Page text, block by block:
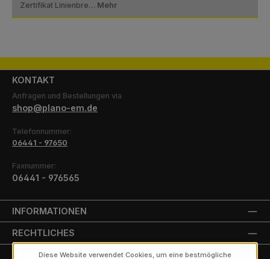
Zertifikat Linienbre… Mehr
KONTAKT
Anfragen und Bestellungen via
shop@plano-em.de
Telefonnummer:
06441 - 97650
Faxnummer:
06441 - 976565
INFORMATIONEN
RECHTLICHES
UNSERE PARTNER
Diese Website verwendet Cookies, um eine bestmögliche